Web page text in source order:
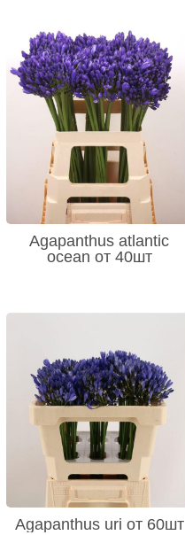
Agapanthus atlantic
ocean от 40шт
Agapanthus uri от 60шт